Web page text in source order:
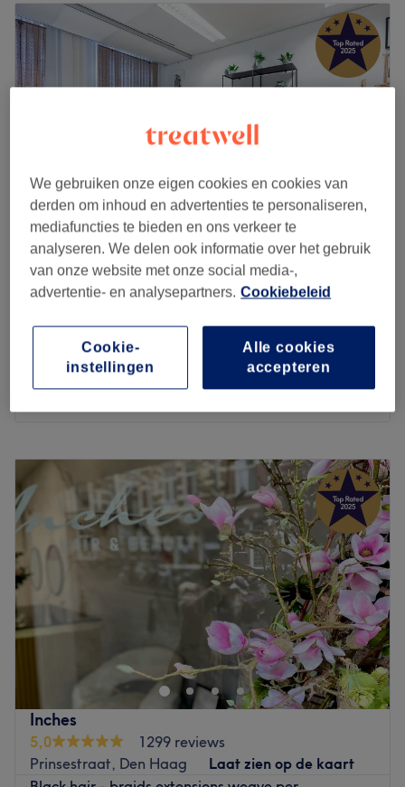
GAIA body and mind
4,9
721 reviews
Intake Vacusteppen x Maderotherapie: V-shape
waistline
30 min
Kort overzicht salongegevens
Dinsdag
Gesloten
Woensdag
10:00–21:30
Donderdag
10:00 –21:30
Vrijdag
10:00–
21:30
Zaterdag
11:00–15:00
11:00–15:00
GAIA body and mind
(Waar lichaam en geest tot rust
komen) in Statenkwartier te
Den Haag(President
Kennedylaan 19, melden bij de receptie) kun je een tijdje
helemaal
ontstressen middels verschillende massages
waarbij gebruik wordt gemaakt van etherische oliën.
Denk aan Reiki of een
lichaam. Maar je kunt ook een bepaald deel van je
lichaam alle focus geven.
Inches
5,0
1299 reviews
Prinsestraat, Den Haag
Laat zien op de kaart
We gebruiken onze eigen cookies en cookies van
derden om inhoud en advertenties te personaliseren,
mediafuncties te bieden en ons verkeer te
analyseren. We delen ook informatie over het gebruik
van onze website met onze social media-,
advertentie- en analysepartners. Cookiebeleid
Alle cookies
accepteren
Cookie-
instellingen